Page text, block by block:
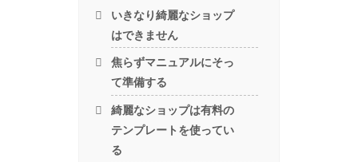
いきなり綺麗なショップ
はできません
焦らずマニュアルにそっ
て準備する
綺麗なショップは有料の
テンプレートを使ってい
る